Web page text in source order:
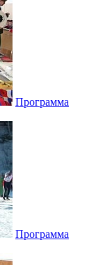
Программа
Программа